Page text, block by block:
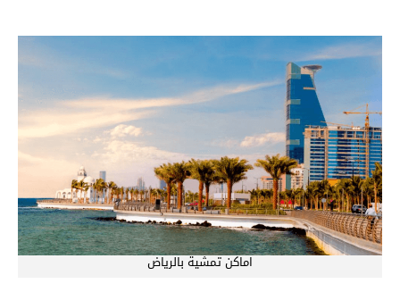
اماكن تمشية بالرياض